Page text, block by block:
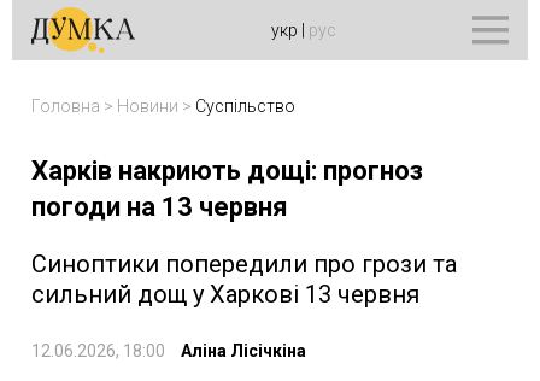
укр рус
Головна > Новини > Суспільство
Харків накриють дощі: прогноз
погоди на 13 червня
Синоптики попередили про грози та
сильний дощ у Харкові 13 червня
12.06.2026, 18:00 Аліна Лісічкіна